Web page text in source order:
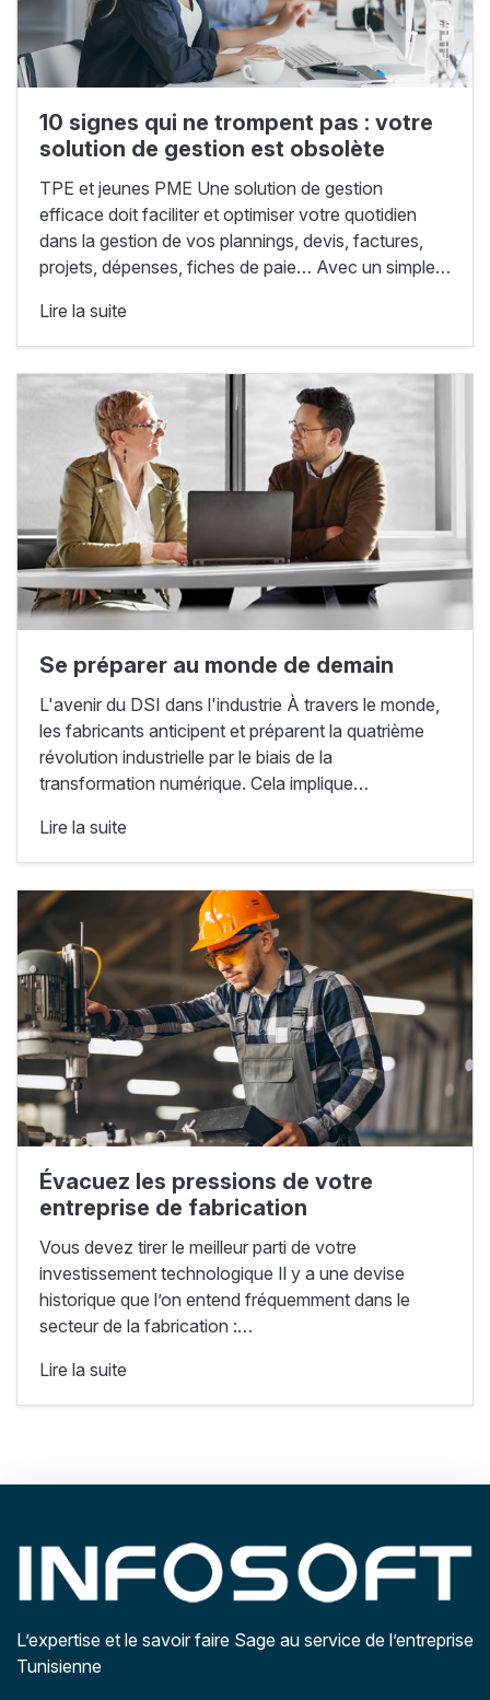
10 signes qui ne trompent pas : votre
solution de gestion est obsolète
TPE et jeunes PME Une solution de gestion
efficace doit faciliter et optimiser votre quotidien
dans la gestion de vos plannings, devis, factures,
projets, dépenses, fiches de paie… Avec un simple…
Lire la suite
Se préparer au monde de demain
L'avenir du DSI dans l'industrie À travers le monde,
les fabricants anticipent et préparent la quatrième
révolution industrielle par le biais de la
transformation numérique. Cela implique…
Lire la suite
Évacuez les pressions de votre
entreprise de fabrication
Vous devez tirer le meilleur parti de votre
investissement technologique Il y a une devise
historique que l’on entend fréquemment dans le
secteur de la fabrication :…
Lire la suite
L’expertise et le savoir faire Sage au service de l’entreprise
Tunisienne